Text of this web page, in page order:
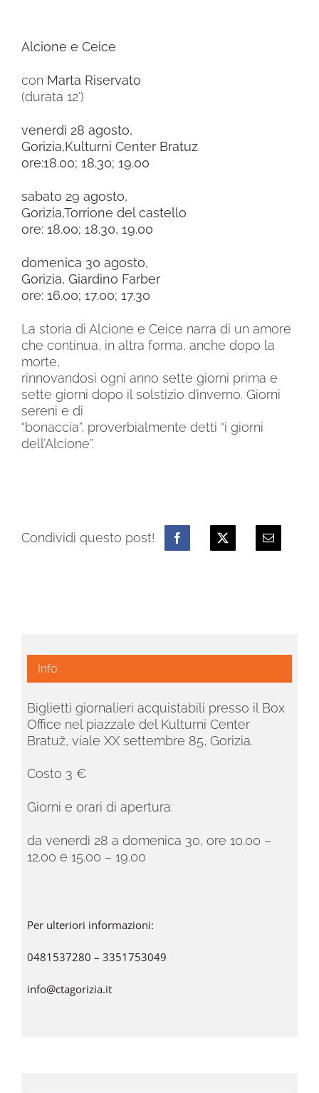
Alcione e Ceice
con Marta Riservato
(durata 12′)
venerdì 28 agosto,
Gorizia,Kulturni Center Bratuz
ore:18.00; 18.30; 19.00
sabato 29 agosto,
Gorizia,Torrione del castello
ore: 18.00; 18.30, 19.00
domenica 30 agosto,
Gorizia, Giardino Farber
ore: 16.00; 17.00; 17.30
La storia di Alcione e Ceice narra di un amore
che continua, in altra forma, anche dopo la
morte,
rinnovandosi ogni anno sette giorni prima e
sette giorni dopo il solstizio d’inverno. Giorni
sereni e di
“bonaccia”, proverbialmente detti “i giorni
dell’Alcione”.
Condividi questo post!
Info:
Biglietti giornalieri acquistabili presso il Box
Office nel piazzale del Kulturni Center
Bratuž, viale XX settembre 85, Gorizia.
Costo 3 €
Giorni e orari di apertura:
da venerdì 28 a domenica 30, ore 10.00 –
12.00 e 15.00 – 19.00
Per ulteriori informazioni:
0481537280 – 3351753049
info@ctagorizia.it